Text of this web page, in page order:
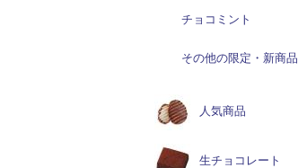
チョコミント
その他の限定・新商品
人気商品
生チョコレート